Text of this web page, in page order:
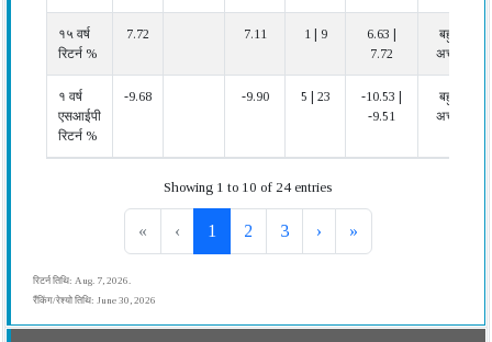
१५ वर्ष
रिटर्न %
7.72 7.11 1 | 9
6.63 |
7.72
बहुत
अच्छा
१ वर्ष
एसआईपी
रिटर्न %
-9.68 -9.90 5 | 23
-10.53 |
-9.51
बहुत
अच्छा
Showing 1 to 10 of 24 entries
« ‹ 1 2 3 › »
रिटर्न तिथि: Aug. 7, 2026.
रैंकिंग/रेश्यो तिथि: June 30, 2026